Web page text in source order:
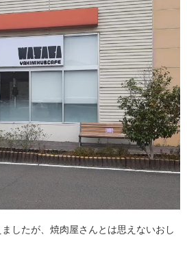
したが、焼肉屋さんとは思えないおし